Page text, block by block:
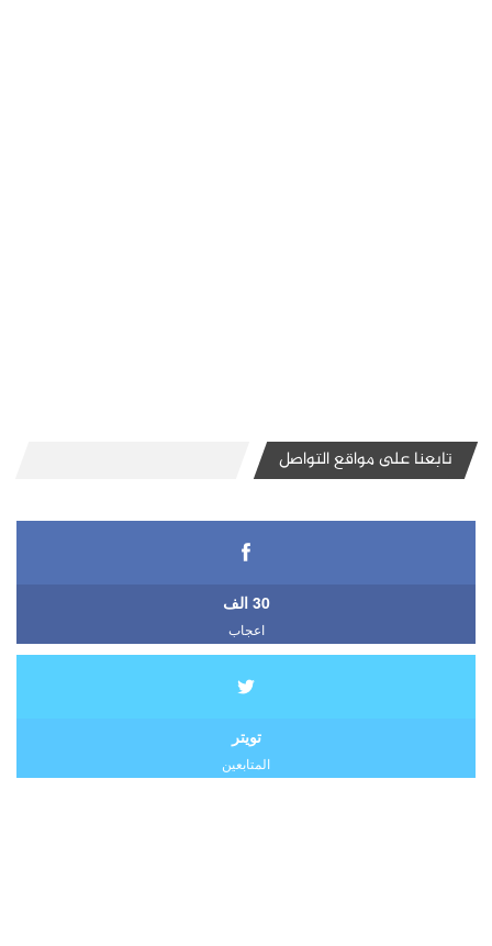
تابعنا على مواقع التواصل
30 الف
اعجاب
تويتر
المتابعين